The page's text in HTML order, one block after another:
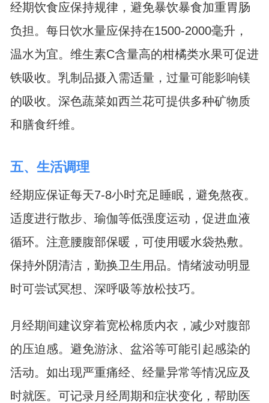
经期饮食应保持规律，避免暴饮暴食加重胃肠
负担。每日饮水量应保持在1500-2000毫升，
温水为宜。维生素C含量高的柑橘类水果可促进
铁吸收。乳制品摄入需适量，过量可能影响镁
的吸收。深色蔬菜如西兰花可提供多种矿物质
和膳食纤维。
五、生活调理
经期应保证每天7-8小时充足睡眠，避免熬夜。
适度进行散步、瑜伽等低强度运动，促进血液
循环。注意腰腹部保暖，可使用暖水袋热敷。
保持外阴清洁，勤换卫生用品。情绪波动明显
时可尝试冥想、深呼吸等放松技巧。
月经期间建议穿着宽松棉质内衣，减少对腹部
的压迫感。避免游泳、盆浴等可能引起感染的
活动。如出现严重痛经、经量异常等情况应及
时就医。可记录月经周期和症状变化，帮助医